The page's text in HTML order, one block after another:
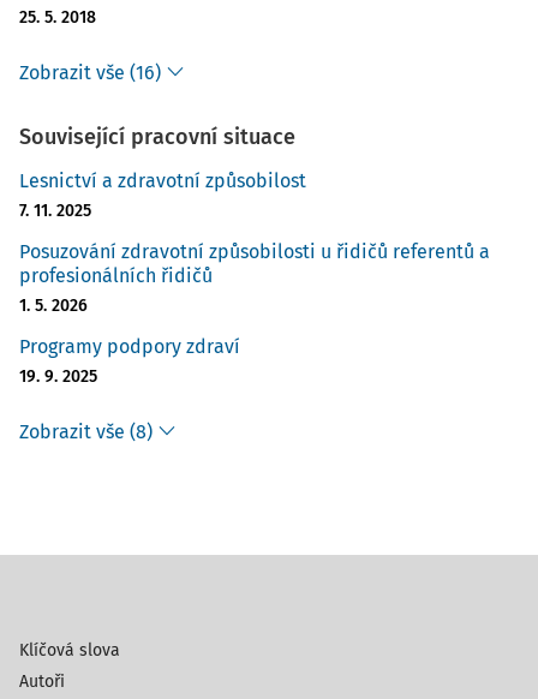
25. 5. 2018
Zobrazit vše (16)
Související pracovní situace
Lesnictví a zdravotní způsobilost
7. 11. 2025
Posuzování zdravotní způsobilosti u řidičů referentů a
profesionálních řidičů
1. 5. 2026
Programy podpory zdraví
19. 9. 2025
Zobrazit vše (8)
Klíčová slova
Autoři